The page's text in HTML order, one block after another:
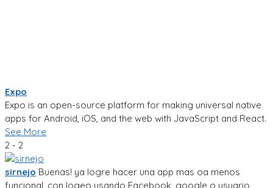
Expo
Expo is an open-source platform for making universal native
apps for Android, iOS, and the web with JavaScript and React.
See More
2 - 2
sirnejo Buenas! ya logre hacer una app mas oa menos
funcional, con logeo usando Facebook, google o usuario